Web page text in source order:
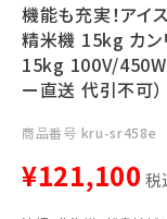
メールでの
FAXで
0739-72-
機能も充実！アイ
精米機 15kg カン
15kg 100V/450W
ー直送 代引不可）
商品番号 kru-sr458e
¥121,100 税